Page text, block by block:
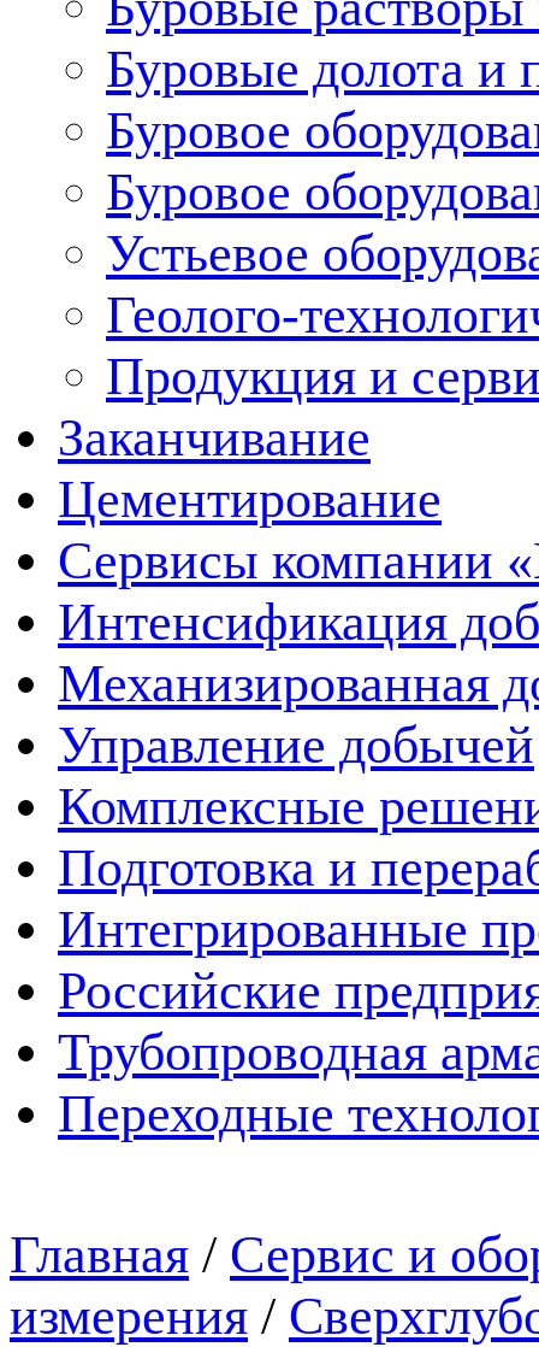
Буровые долота и
Буровое
Буровое
Устьевое
Геолого-
Продукция и
Заканчивание
Цементирование
Сервисы компании
Интенсификация
Механизированная
Управление добычей
Комплексные
Подготовка и
Интегрированные
Российские
Трубопроводная
Переходные
Главная / Сервис и
измерения /